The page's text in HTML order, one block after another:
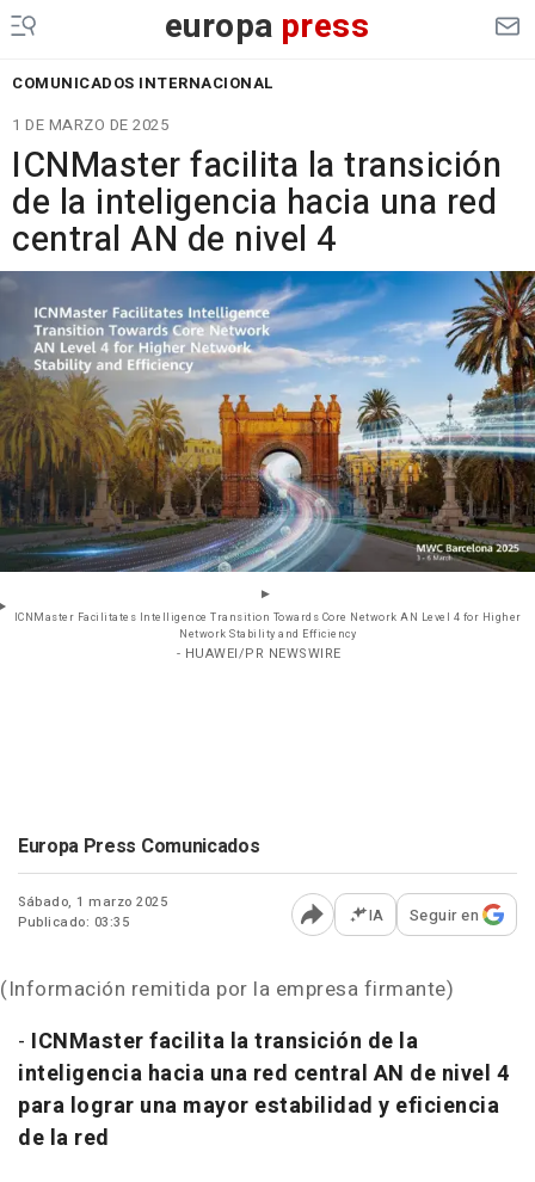
europa press
COMUNICADOS INTERNACIONAL
1 DE MARZO DE 2025
ICNMaster facilita la transición
de la inteligencia hacia una red
central AN de nivel 4
ICNMaster Facilitates Intelligence Transition Towards Core Network AN Level 4 for Higher
Network Stability and Efficiency
- HUAWEI/PR NEWSWIRE
Europa Press Comunicados
Sábado, 1 marzo 2025
Publicado: 03:35
Abrir opciones para
IA Seguir en
(Información remitida por la empresa firmante)
- ICNMaster facilita la transición de la
inteligencia hacia una red central AN de nivel 4
para lograr una mayor estabilidad y eficiencia
de la red